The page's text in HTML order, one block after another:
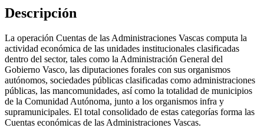
Descripción
La operación Cuentas de las Administraciones Vascas computa la
actividad económica de las unidades institucionales clasificadas
dentro del sector, tales como la Administración General del
Gobierno Vasco, las diputaciones forales con sus organismos
autónomos, sociedades públicas clasificadas como administraciones
públicas, las mancomunidades, así como la totalidad de municipios
de la Comunidad Autónoma, junto a los organismos infra y
supramunicipales. El total consolidado de estas categorías forma las
Cuentas económicas de las Administraciones Vascas.